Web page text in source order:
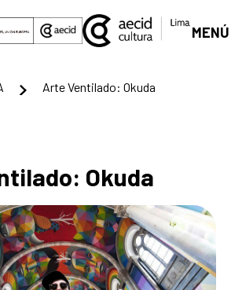
principal
MENÚ
Arte Ventilado: Okuda
Okuda